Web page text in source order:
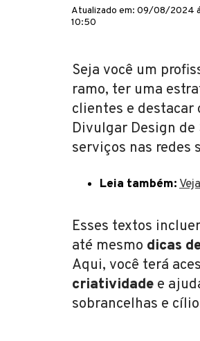
Atualizado em: 09/08/2024
10:50
Seja você um
ramo, ter uma
clientes e destacar
Divulgar Design de
serviços nas redes
Leia também:
Esses textos
até mesmo dicas
Aqui, você terá
criatividade e
sobrancelhas e